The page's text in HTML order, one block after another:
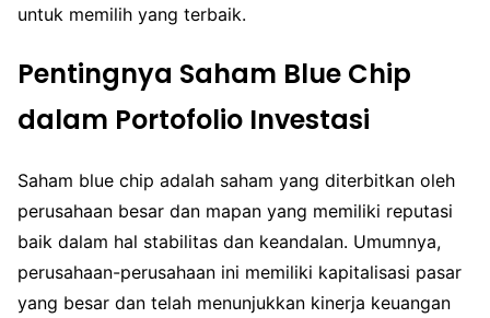
untuk memilih yang terbaik.
Pentingnya Saham Blue Chip
dalam Portofolio Investasi
Saham blue chip adalah saham yang diterbitkan oleh
perusahaan besar dan mapan yang memiliki reputasi
baik dalam hal stabilitas dan keandalan. Umumnya,
perusahaan-perusahaan ini memiliki kapitalisasi pasar
yang besar dan telah menunjukkan kinerja keuangan